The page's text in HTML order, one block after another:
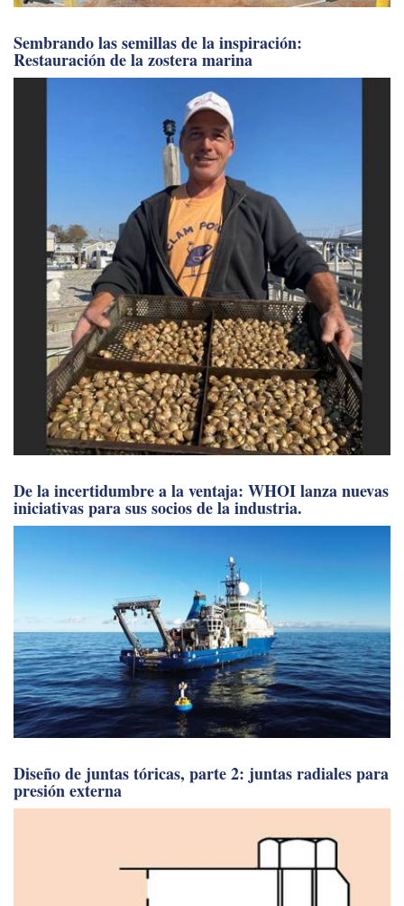
Sembrando las semillas de la inspiración:
Restauración de la zostera marina
De la incertidumbre a la ventaja: WHOI lanza nuevas
iniciativas para sus socios de la industria.
Diseño de juntas tóricas, parte 2: juntas radiales para
presión externa